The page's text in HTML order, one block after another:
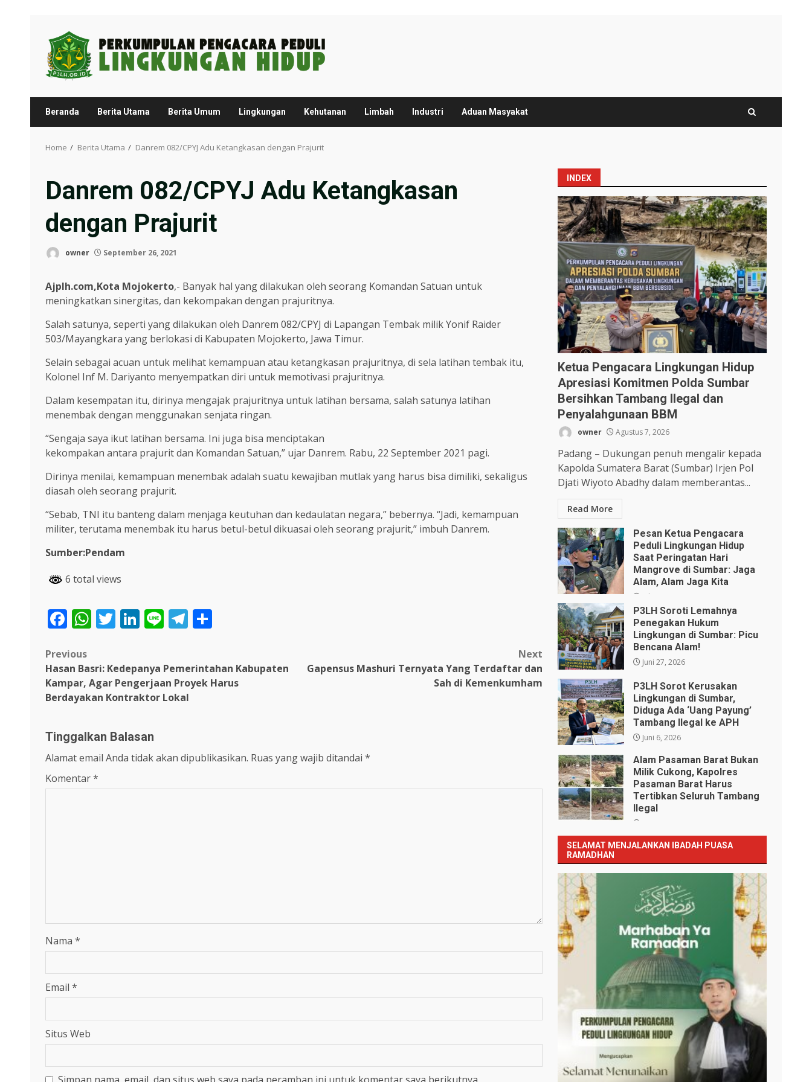
content
Beranda Berita Utama Berita Umum Lingkungan Kehutanan Limbah Industri Aduan Masyakat
Home Berita Utama Danrem 082/CPYJ Adu Ketangkasan dengan Prajurit
Danrem 082/CPYJ Adu Ketangkasan
dengan Prajurit
owner September 26, 2021
Ajplh.com,Kota Mojokerto,- Banyak hal yang dilakukan oleh seorang Komandan Satuan untuk
meningkatkan sinergitas, dan kekompakan dengan prajuritnya.
Salah satunya, seperti yang dilakukan oleh Danrem 082/CPYJ di Lapangan Tembak milik Yonif Raider
503/Mayangkara yang berlokasi di Kabupaten Mojokerto, Jawa Timur.
Selain sebagai acuan untuk melihat kemampuan atau ketangkasan prajuritnya, di sela latihan tembak itu,
Kolonel Inf M. Dariyanto menyempatkan diri untuk memotivasi prajuritnya.
Dalam kesempatan itu, dirinya mengajak prajuritnya untuk latihan bersama, salah satunya latihan
menembak dengan menggunakan senjata ringan.
“Sengaja saya ikut latihan bersama. Ini juga bisa menciptakan
kekompakan antara prajurit dan Komandan Satuan,” ujar Danrem. Rabu, 22 September 2021 pagi.
Dirinya menilai, kemampuan menembak adalah suatu kewajiban mutlak yang harus bisa dimiliki, sekaligus
diasah oleh seorang prajurit.
“Sebab, TNI itu banteng dalam menjaga keutuhan dan kedaulatan negara,” bebernya. “Jadi, kemampuan
militer, terutama menembak itu harus betul-betul dikuasai oleh seorang prajurit,” imbuh Danrem.
Sumber:Pendam
6 total views
Facebook
WhatsApp
Twitter
LinkedIn
LineTelegram
Post
navigation
Previous
Hasan Basri: Kedepanya Pemerintahan Kabupaten
Kampar, Agar Pengerjaan Proyek Harus
Berdayakan Kontraktor Lokal
Next
Gapensus Mashuri Ternyata Yang Terdaftar dan
Sah di Kemenkumham
Tinggalkan Balasan
Alamat email Anda tidak akan dipublikasikan. Ruas yang wajib ditandai *
Komentar*
Nama *
Email *
Situs Web
INDEX
Ketua Pengacara Lingkungan Hidup
Apresiasi Komitmen Polda Sumbar
Bersihkan Tambang Ilegal dan
Penyalahgunaan BBM
owner Agustus 7, 2026
Padang – Dukungan penuh mengalir kepada
Kapolda Sumatera Barat (Sumbar) Irjen Pol
Djati Wiyoto Abadhy dalam memberantas...
Read More
Pesan Ketua Pengacara
Peduli Lingkungan Hidup
Saat Peringatan Hari
Mangrove di Sumbar: Jaga
Alam, Alam Jaga Kita
Juli 28, 2026
P3LH Soroti Lemahnya
Penegakan Hukum
Lingkungan di Sumbar: Picu
Bencana Alam!
Juni 27, 2026
P3LH Sorot Kerusakan
Lingkungan di Sumbar,
Diduga Ada ‘Uang Payung’
Tambang Ilegal ke APH
Juni 6, 2026
Alam Pasaman Barat Bukan
Milik Cukong, Kapolres
Pasaman Barat Harus
Tertibkan Seluruh Tambang
Ilegal
SELAMAT MENJALANKAN IBADAH PUASA
RAMADHAN